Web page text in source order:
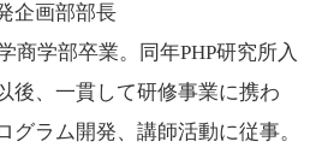
企画部部長
商学部卒業。同年PHP研究所入
後、一貫して研修事業に携わ
グラム開発、講師活動に従事。